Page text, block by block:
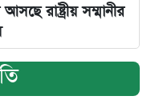
রাষ্ট্রীয় সম্মানীর